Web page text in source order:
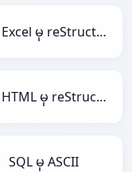
Excel မှ reStructuredText
HTML မှ reStructuredText
SQL မှ ASCII